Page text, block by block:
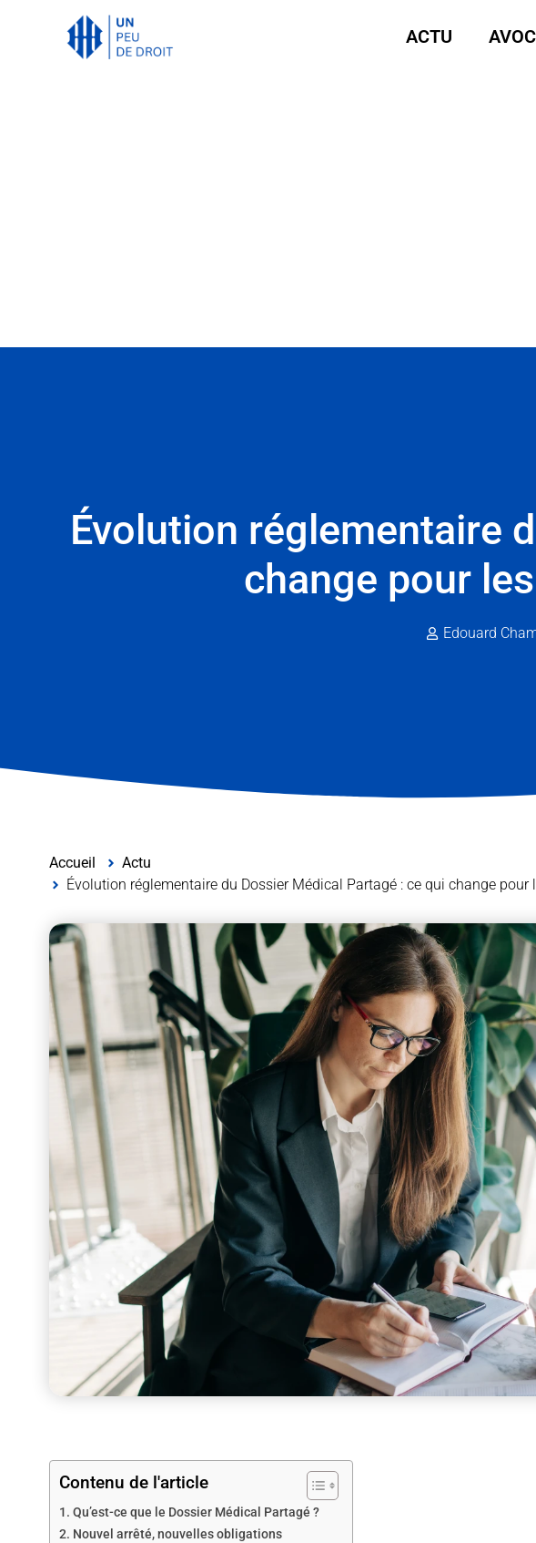
ACTU
Évolution réglementaire
change pour
Edouard
Accueil
Actu
Évolution réglementaire du Dossier Médical Partagé : ce qui change
Contenu de l'article
Qu’est-ce que le Dossier Médical Partagé ?
Nouvel arrêté, nouvelles obligations